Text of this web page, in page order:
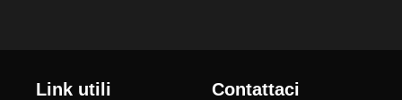
Link utili Contattaci